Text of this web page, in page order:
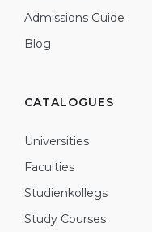
Admissions Guide
Blog
CATALOGUES
Universities
Faculties
Studienkollegs
Study Courses